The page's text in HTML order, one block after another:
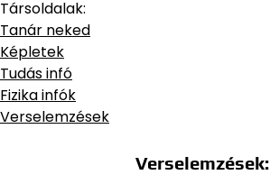
Társoldalak:
Tanár neked
Képletek
Tudás infó
Fizika infók
Verselemzések
Verselemzések: